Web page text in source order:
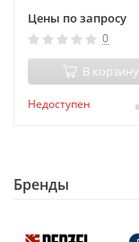
Сибртех
Цены по запросу
0
В корзину
Недоступен
Бренды